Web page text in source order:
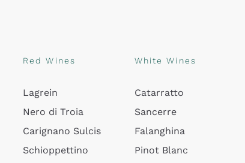
Red Wines
Lagrein
Nero di Troia
Carignano Sulcis
Schioppettino
White Wines
Catarratto
Sancerre
Falanghina
Pinot Blanc